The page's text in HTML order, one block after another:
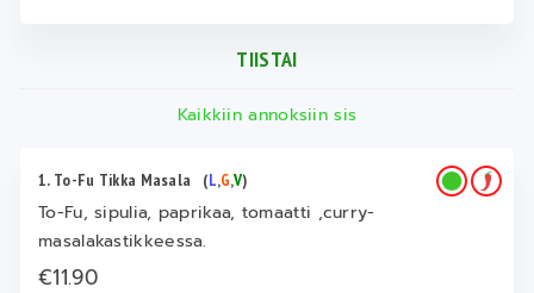
TIISTAI
Kaikkiin annoksiin sis
1. To-Fu Tikka Masala (L,G,V)
To-Fu, sipulia, paprikaa, tomaatti ,curry-
masalakastikkeessa.
€11.90